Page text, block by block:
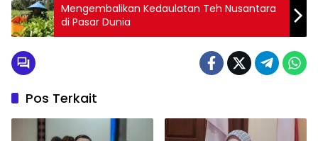
Mengembalikan Kedaulatan Teh Nusantara
di Pasar Dunia
Pos Terkait